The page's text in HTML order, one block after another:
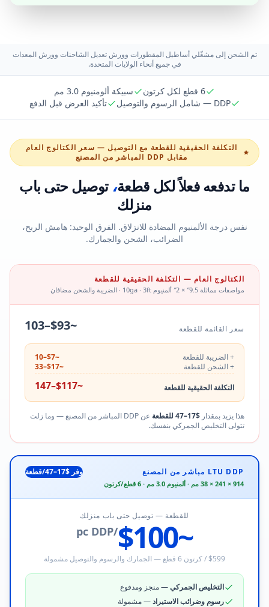
تم الشحن إلى مشغّلي أساطيل المقطورات وورش تعديل الشاحنات وورش المعدات
في جميع أنحاء الولايات المتحدة.
6 قطع لكل كرتون
سبيكة ألومنيوم 3.0 مم
DDP — شامل الرسوم والتوصيل
تأكيد العرض قبل الدفع
التكلفة الحقيقية للقطعة مع التوصيل — سعر الكتالوج العام
مقابل DDP المباشر من المصنع
ما تدفعه فعلاً لكل قطعة، توصيل حتى باب
منزلك
نفس درجة الألمنيوم المضادة للانزلاق. الفرق الوحيد: هامش الربح،
الضرائب، الشحن والجمارك.
الكتالوج العام — التكلفة الحقيقية للقطعة
مواصفات مماثلة 9.5″ × 2″ ألمنيوم 10ga · 3ft · الضريبة والشحن مضافان
سعر القائمة للقطعة ~$93–103
+ الضريبة للقطعة
~$7–10
+ الشحن للقطعة
~$17–33
التكلفة الحقيقية للقطعة ~$117–147
هذا يزيد بمقدار $17–47 للقطعة
عن DDP المباشر من المصنع — وما زلت
تتولى التخليص الجمركي بنفسك.
LTU DDP مباشر من المصنع وفر $17–47/قطعة
914 × 241 × 38 مم · ألمنيوم 3.0 مم · 6 قطع/كرتون
للقطعة — توصيل حتى باب منزلك
~$100
/pc DDP
$599 / كرتون 6 قطع — الجمارك والرسوم والتوصيل مشمولة
التخليص الجمركي— منجز ومدفوع
رسوم وضرائب الاستيراد— مشمولة